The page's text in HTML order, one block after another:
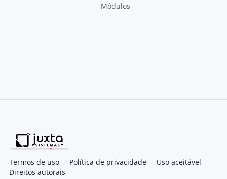
Módulos
Termos de uso Política de privacidade
Uso aceitável
Direitos autorais